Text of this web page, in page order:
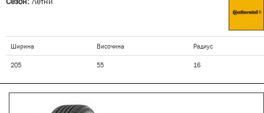
Ширина Височина Радиус
205 55 16